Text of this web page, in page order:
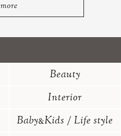
more
Beauty
Interior
Baby&Kids / Life style